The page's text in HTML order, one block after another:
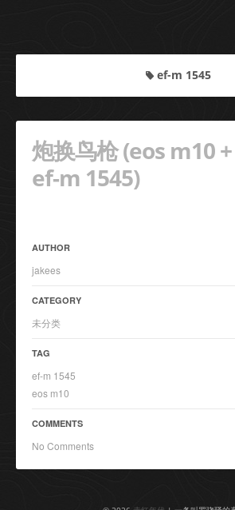
ef-m 1545
炮换鸟枪 (eos m10 +
ef-m 1545)
AUTHOR
jakees
CATEGORY
未分类
TAG
ef-m 1545
eos m10
COMMENTS
No Comments